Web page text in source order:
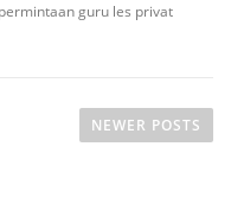
guru les privat
NEWER POSTS